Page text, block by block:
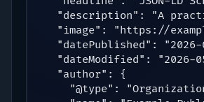
"description": "A
"image": "https://
"datePublished":
"dateModified": "2026-
  "author": {
"@type":